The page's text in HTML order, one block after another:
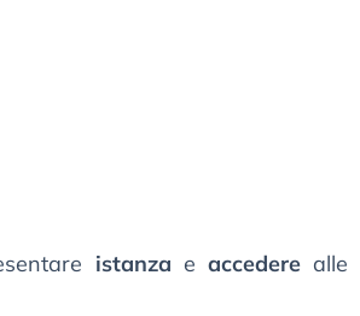
istanza eaccedere alle